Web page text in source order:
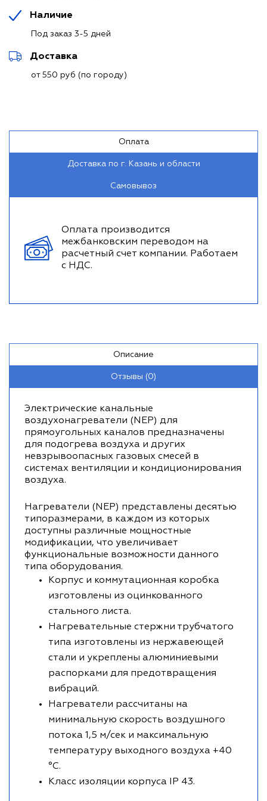
Наличие
Под заказ 3-5 дней
Доставка
от 550 руб (по городу)
Оплата
Доставка по г. Казань и области
Самовывоз
Оплата производится
межбанковским переводом на
расчетный счет компании. Работаем
с НДС.
Описание
Отзывы (0)
Электрические канальные
воздухонагреватели (NEР) для
прямоугольных каналов предназначены
для подогрева воздуха и других
невзрывоопасных газовых смесей в
системах вентиляции и кондиционирования
воздуха.
Нагреватели (NEР) представлены десятью
типоразмерами, в каждом из которых
доступны различные мощностные
модификации, что увеличивает
функциональные возможности данного
типа оборудования.
Корпус и коммутационная коробка
изготовлены из оцинкованного
стального листа.
Нагревательные стержни трубчатого
типа изготовлены из нержавеющей
стали и укреплены алюминиевыми
распорками для предотвращения
вибраций.
Нагреватели рассчитаны на
минимальную скорость воздушного
потока 1,5 м/сек и максимальную
температуру выходного воздуха +40
°С.
Класс изоляции корпуса IP 43.